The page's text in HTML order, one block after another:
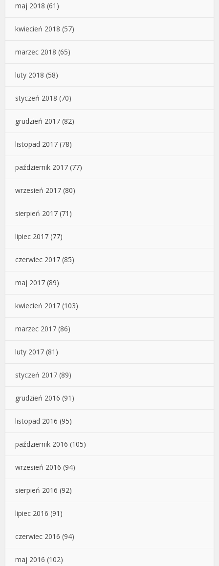
maj 2018 (61)
kwiecień 2018 (57)
marzec 2018 (65)
luty 2018 (58)
styczeń 2018 (70)
grudzień 2017 (82)
listopad 2017 (78)
październik 2017 (77)
wrzesień 2017 (80)
sierpień 2017 (71)
lipiec 2017 (77)
czerwiec 2017 (85)
maj 2017 (89)
kwiecień 2017 (103)
marzec 2017 (86)
luty 2017 (81)
styczeń 2017 (89)
grudzień 2016 (91)
listopad 2016 (95)
październik 2016 (105)
wrzesień 2016 (94)
sierpień 2016 (92)
lipiec 2016 (91)
czerwiec 2016 (94)
maj 2016 (102)